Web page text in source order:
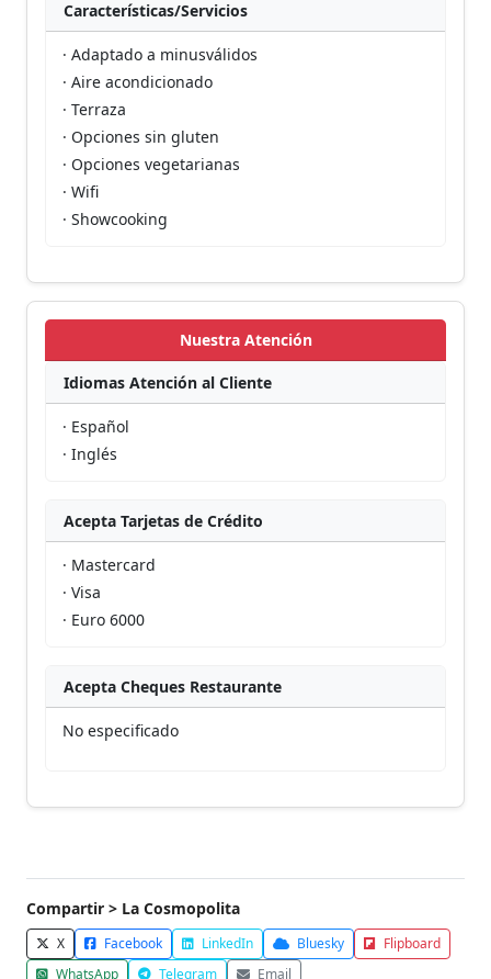
Características/Servicios
· Adaptado a minusválidos
· Aire acondicionado
· Terraza
· Opciones sin gluten
· Opciones vegetarianas
· Wifi
· Showcooking
Nuestra Atención
Idiomas Atención al Cliente
· Español
· Inglés
Acepta Tarjetas de Crédito
· Mastercard
· Visa
· Euro 6000
Acepta Cheques Restaurante
No especificado
Compartir > La Cosmopolita
X Facebook LinkedIn Bluesky
Flipboard
WhatsApp
Telegram Email